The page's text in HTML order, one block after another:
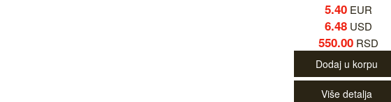
5.40EUR
6.48USD
550.00RSD
Dodaj u korpu
Više detalja